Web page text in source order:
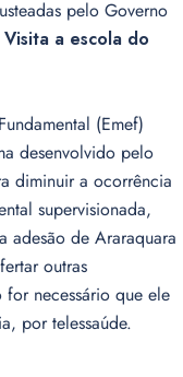
pelo Governo
Visita a escola do
(Emef)
desenvolvido pelo
diminuir a ocorrência
supervisionada,
adesão de Araraquara
outras
necessário que ele
por telessaúde.